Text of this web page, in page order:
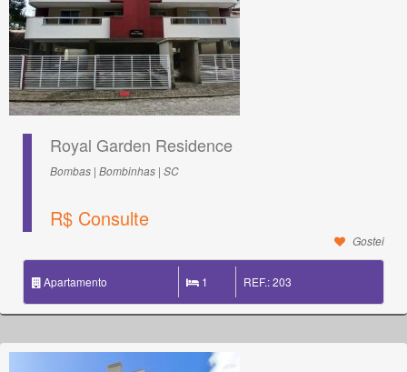
Royal Garden Residence
Bombas | Bombinhas | SC
R$ Consulte
Gostei
Apartamento 1 REF.: 203